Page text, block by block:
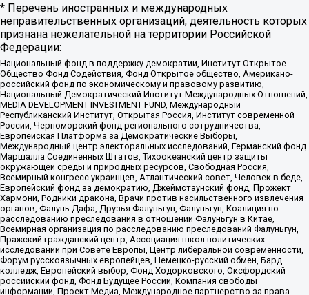
* Перечень иностранных и международных
неправительственных организаций, деятельность которых
признана нежелательной на территории Российской
Федерации:
Национальный фонд в поддержку демократии, Институт Открытое
Общество Фонд Содействия, Фонд Открытое общество, Американо-
российский фонд по экономическому и правовому развитию,
Национальный Демократический Институт Международных Отношений,
MEDIA DEVELOPMENT INVESTMENT FUND, Международный
Республиканский Институт, Открытая Россия, Институт современной
России, Черноморский фонд регионального сотрудничества,
Европейская Платформа за Демократические Выборы,
Международный центр электоральных исследований, Германский фонд
Маршалла Соединенных Штатов, Тихоокеанский центр защиты
окружающей среды и природных ресурсов, Свободная Россия,
Всемирный конгресс украинцев, Атлантический совет, Человек в беде,
Европейский фонд за демократию, Джеймстаунский фонд, Прожект
Хармони, Родники дракона, Врачи против насильственного извлечения
органов, Фалунь Дафа, Друзья Фалуньгун, Фалуньгун, Коалиция по
расследованию преследования в отношении Фалуньгун в Китае,
Всемирная организация по расследованию преследований Фалуньгун,
Пражский гражданский центр, Ассоциация школ политических
исследований при Совете Европы, Центр либеральной современности,
Форум русскоязычных европейцев, Немецко-русский обмен, Бард
колледж, Европейский выбор, Фонд Ходорковского, Оксфордский
российский фонд, Фонд Будущее России, Компания свободы
информации, Проект Медиа, Международное партнерство за права